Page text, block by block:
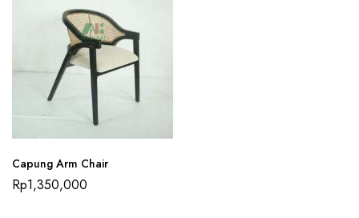
Capung Arm Chair
Rp1,350,000